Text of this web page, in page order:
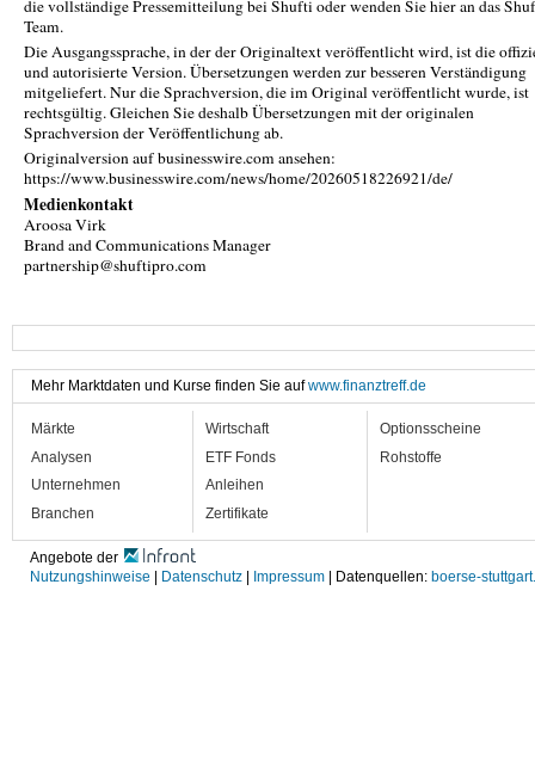
die vollständige Pressemitteilung bei Shufti oder wenden Sie hier an das
Team.
Die Ausgangssprache, in der der Originaltext veröffentlicht wird, ist die
und autorisierte Version. Übersetzungen werden zur besseren Verständigung
mitgeliefert. Nur die Sprachversion, die im Original veröffentlicht wurde, ist
rechtsgültig. Gleichen Sie deshalb Übersetzungen mit der originalen
Sprachversion der Veröffentlichung ab.
Originalversion auf businesswire.com ansehen:
https://www.businesswire.com/news/home/20260518226921/de/
Medienkontakt
Aroosa Virk
Brand and Communications Manager
partnership@shuftipro.com
Mehr Marktdaten und Kurse finden Sie aufwww.finanztreff.de
Märkte
Analysen
Unternehmen
Branchen
Wirtschaft
ETF Fonds
Anleihen
Zertifikate
Optionsscheine
Rohstoffe
Angebote der
Nutzungshinweise
Datenschutz Impressum | Datenquellen: boerse-